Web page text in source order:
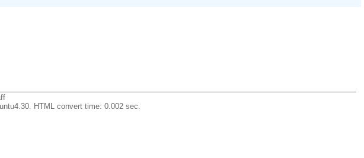
HTML convert time: 0.002 sec.